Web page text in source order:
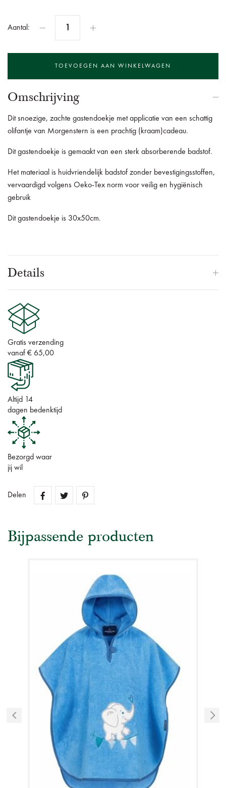
Aantal:
Omschrijving
Dit snoezige, zachte gastendoekje met applicatie van een schattig
olifantje van Morgenstern is een prachtig (kraam)cadeau.
Dit gastendoekje is gemaakt van een sterk absorberende badstof.
Het materiaal is huidvriendelijk badstof zonder bevestigingsstoffen,
vervaardigd volgens Oeko-Tex norm voor veilig en hygiënisch
gebruik
Dit gastendoekje is 30x50cm.
Details
Gratis verzending
vanaf € 65,00
Altijd 14
dagen bedenktijd
Bezorgd waar
jij wil
Delen
Bijpassende producten